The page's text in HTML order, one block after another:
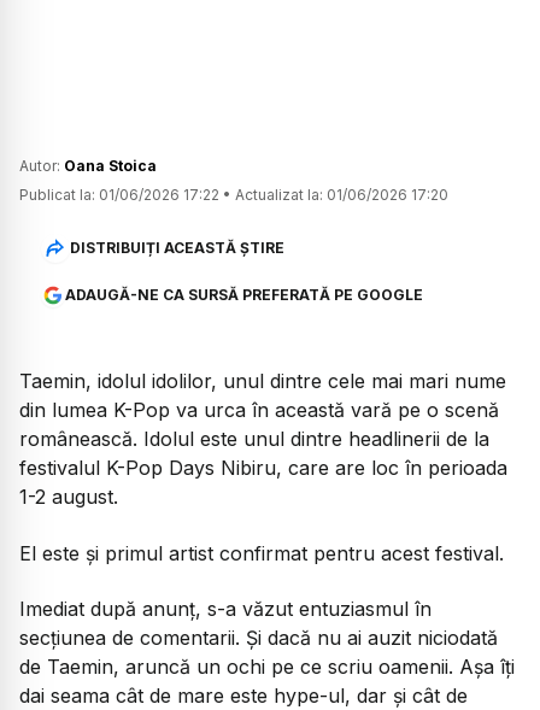
Autor: Oana Stoica
Publicat la: 01/06/2026 17:22 • Actualizat la: 01/06/2026 17:20
DISTRIBUIȚI ACEASTĂ ȘTIRE
ADAUGĂ-NE CA SURSĂ PREFERATĂ PE GOOGLE
Taemin, idolul idolilor, unul dintre cele mai mari nume
din lumea K-Pop va urca în această vară pe o scenă
românească. Idolul este unul dintre headlinerii de la
festivalul K-Pop Days Nibiru, care are loc în perioada
1-2 august.
El este și primul artist confirmat pentru acest festival.
Imediat după anunț, s-a văzut entuziasmul în
secțiunea de comentarii. Și dacă nu ai auzit niciodată
de Taemin, aruncă un ochi pe ce scriu oamenii. Așa îți
dai seama cât de mare este hype-ul, dar și cât de